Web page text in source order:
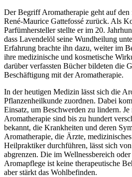
Der Begriff Aromatherapie geht auf den
René-Maurice Gattefossé zurück. Als
Parfümhersteller stellte er im 20.
dass Lavendelöl seine Wundheilung
Erfahrung brachte ihn dazu, weiter im
ihre medizinische und kosmetische
darüber verfassten Bücher bildeten die
Beschäftigung mit der Aromatherapie.
In der heutigen Medizin lässt sich die
Pflanzenheilkunde zuordnen. Dabei
Einsatz, um Beschwerden zu lindern.
Aromatherapie sind bis zu hundert
bekannt, die Krankheiten und deren
Aromatherapie, die Ärzte,
Heilpraktiker durchführen, lässt sich
abgrenzen. Die im Wellnessbereich
Aromapflege ist keine therapeutische
aber stärkt das Wohlbefinden.